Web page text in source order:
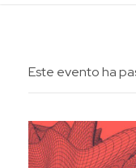
Este evento ha